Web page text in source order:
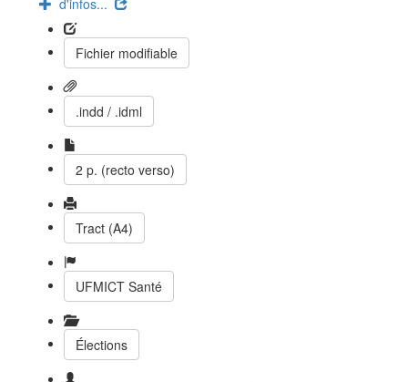
d'infos...
Fichier modifiable
.indd / .idml
2 p. (recto verso)
Tract (A4)
UFMICT Santé
Élections